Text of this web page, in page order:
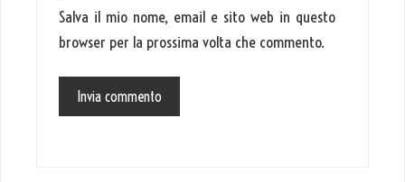
Salva il mio nome, email e sito web in questo
browser per la prossima volta che commento.